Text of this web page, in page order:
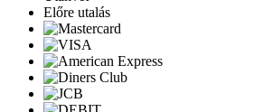
Előre utalás